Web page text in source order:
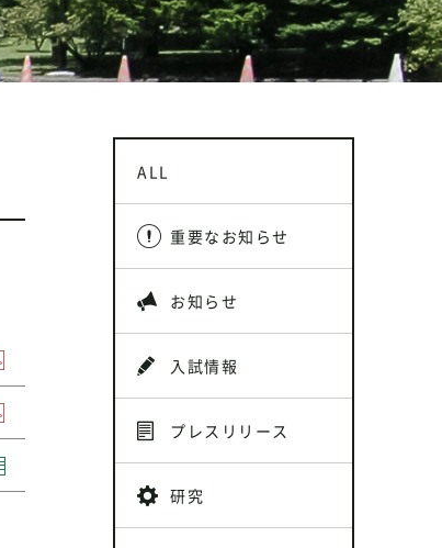
ALL
重要なお知らせ
お知らせ
入試情報
プレスリリース
研究